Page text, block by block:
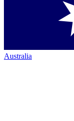
Australia